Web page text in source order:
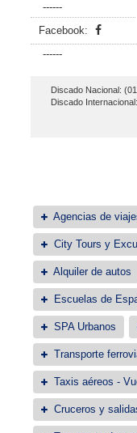
------
Facebook:
------
Discado Nacional:
Discado
Agencias de
City Tours y
Alquiler de autos
Escuelas de
SPA Urbanos
Transporte
Taxis aéreos -
Cruceros y